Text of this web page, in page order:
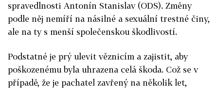
spravedlnosti Antonín Stanislav (ODS). Změny
podle něj nemíří na násilné a sexuální trestné činy,
ale na ty s menší společenskou škodlivostí.
Podstatné je prý ulevit věznicím a zajistit, aby
poškozenému byla uhrazena celá škoda. Což se v
případě, že je pachatel zavřený na několik let,